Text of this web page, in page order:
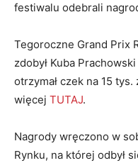
festiwalu odebrali
Tegoroczne Grand Prix
zdobył Kuba
otrzymał czek na 15
więcej TUTAJ.
Nagrody wręczono w
Rynku, na której odbył